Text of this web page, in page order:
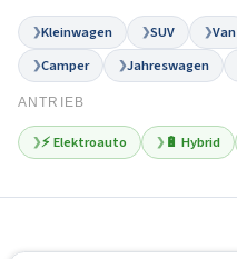
❯Kleinwagen ❯SUV ❯Van
❯Camper ❯Jahreswagen
ANTRIEB
❯⚡ Elektroauto ❯ 🔋 Hybrid